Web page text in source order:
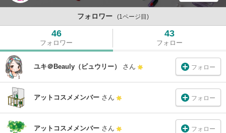
フォロワー (1ページ目)
46
フォロワー
43
フォロー
ユキ＠Beauly（ビュウリー） さん フォロー
アットコスメメンバー さん フォロー
アットコスメメンバー さん フォロー